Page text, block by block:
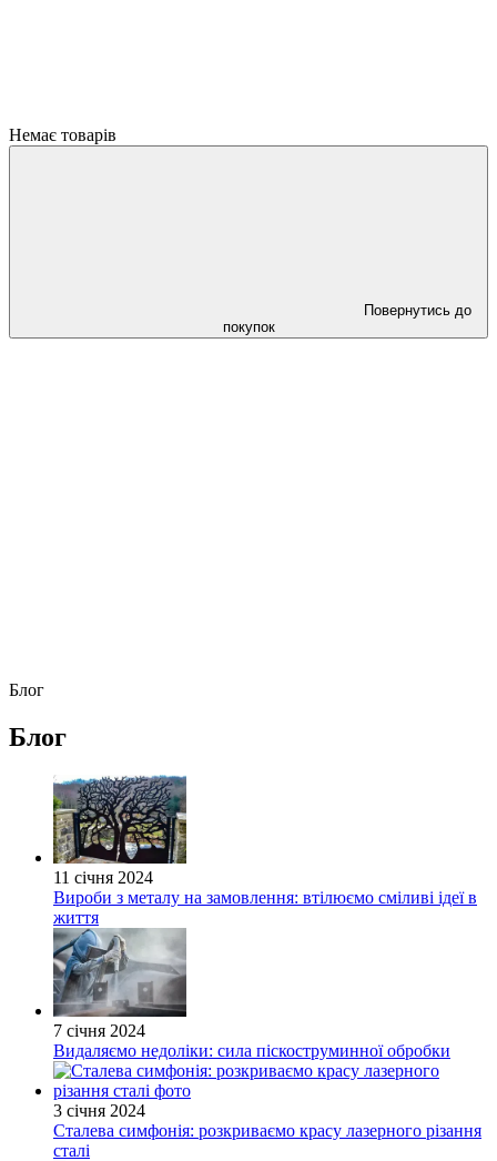
Немає товарів
Повернутись до
покупок
Блог
Блог
11 січня 2024
Вироби з металу на замовлення: втілюємо сміливі ідеї в
життя
7 січня 2024
Видаляємо недоліки: сила піскоструминної обробки
3 січня 2024
Сталева симфонія: розкриваємо красу лазерного різання
сталі